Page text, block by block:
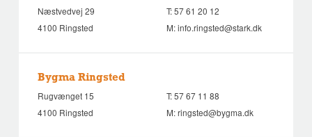
Næstvedvej 29
4100 Ringsted
T:57 61 20 12
M:info.ringsted@stark.dk
Bygma Ringsted
Rugvænget 15
4100 Ringsted
T:57 67 11 88
M:ringsted@bygma.dk